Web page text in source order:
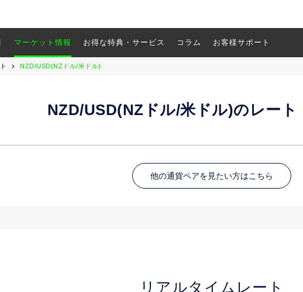
マーケット情報 お得な特典・サービス コラム お客様サポート
NZD/USD(NZドル/米ドル)
NZD/USD(NZドル/米ドル)のレート
他の通貨ペアを見たい方はこちら
リアルタイムレート